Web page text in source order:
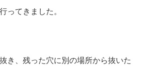
ってきました。
き、残った穴に別の場所から抜いた